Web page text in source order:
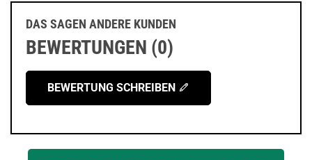
DAS SAGEN ANDERE KUNDEN
BEWERTUNGEN (0)
BEWERTUNG SCHREIBEN